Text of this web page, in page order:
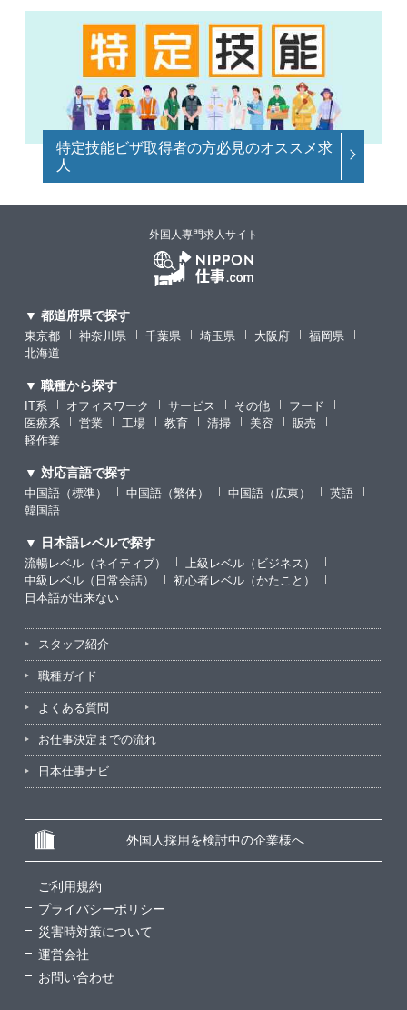
特定技能ビザ取得者の方必見のオススメ求
人
外国人専門求人サイト
▼ 都道府県で探す
東京都 神奈川県 千葉県 埼玉県 大阪府
福岡県
北海道
▼ 職種から探す
IT系 オフィスワーク サービス その他
フード
医療系
営業 工場 教育 清掃 美容
販売
軽作業
▼ 対応言語で探す
中国語（標準） 中国語（繁体） 中国語（広東）
英語
韓国語
▼ 日本語レベルで探す
流暢レベル（ネイティブ）
上級レベル（ビジネス）
中級レベル（日常会話）
初心者レベル（かたこと）
日本語が出来ない
スタッフ紹介
職種ガイド
よくある質問
お仕事決定までの流れ
日本仕事ナビ
外国人採用を検討中の企業様へ
ご利用規約
プライバシーポリシー
災害時対策について
運営会社
お問い合わせ